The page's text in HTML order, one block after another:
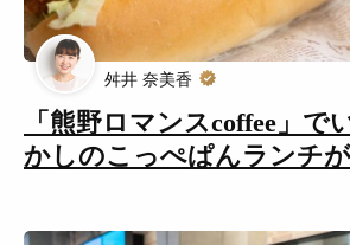
「熊野ロマンスcoffee」で
かしのこっぺぱんランチ
舛井 奈美香